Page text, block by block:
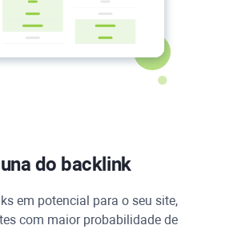
do backlink
em potencial para o seu site,
com maior probabilidade de